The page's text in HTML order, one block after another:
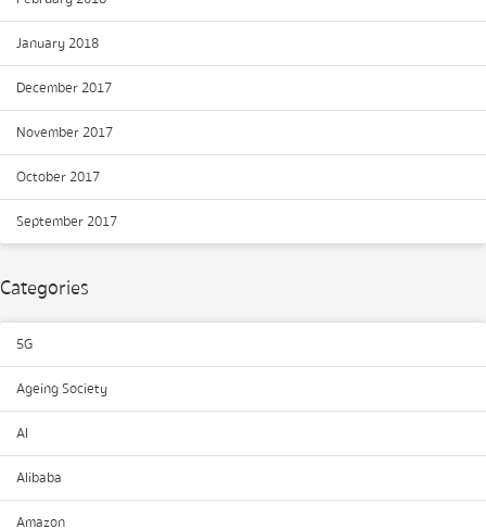
January 2018
December 2017
November 2017
October 2017
September 2017
Categories
5G
Ageing Society
AI
Alibaba
Amazon